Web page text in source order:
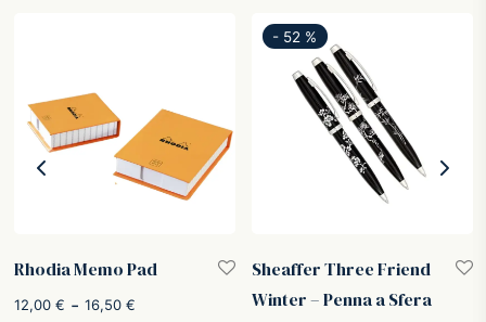
Rhodia Memo Pad
12,00 € - 16,50 €
- 52 %
Sheaffer Three Friend
Winter – Penna a Sfera